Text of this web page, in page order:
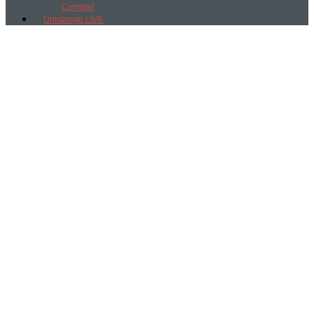
Complet
Urmărește LIVE